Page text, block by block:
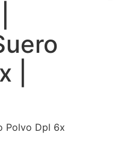
|
Polvo Dpl 6x